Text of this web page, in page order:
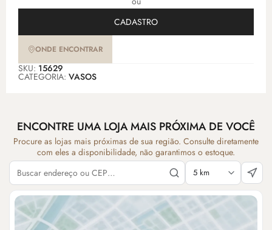
CADASTRO
ONDE ENCONTRAR
SKU: 15629
CATEGORIA: VASOS
ENCONTRE UMA LOJA MAIS PRÓXIMA DE VOCÊ
Procure as lojas mais próximas de sua região. Consulte diretamente
com eles a disponibilidade, não garantimos o estoque.